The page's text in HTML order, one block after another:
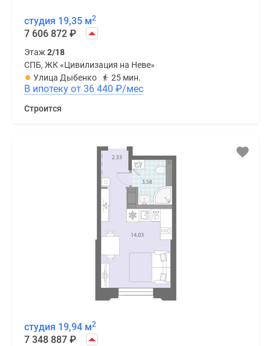
студия 19,35 м2
7 606 872 ₽
Этаж 2/18
СПБ, ЖК «Цивилизация на Неве»
Улица Дыбенко
25 мин.
В ипотеку от 36 440 ₽/мес
Строится
студия 19,94 м2
7 348 887 ₽